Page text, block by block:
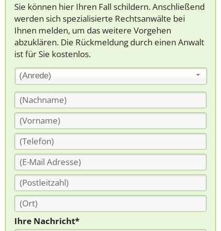
Sie können hier Ihren Fall schildern. Anschließend
werden sich spezialisierte Rechtsanwälte bei
Ihnen melden, um das weitere Vorgehen
abzuklären. Die Rückmeldung durch einen Anwalt
ist für Sie kostenlos.
(Anrede)
Ihre Nachricht*